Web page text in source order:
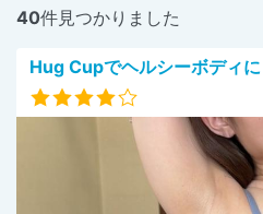
40件見つかりました
Hug Cupでヘルシーボディに